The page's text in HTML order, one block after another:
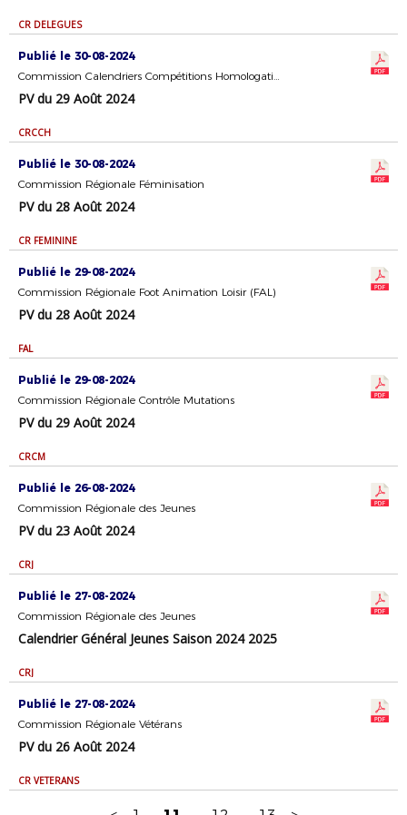
CR DELEGUES
Publié le 30-08-2024
Commission Calendriers Compétitions Homologation
PV du 29 Août 2024
CRCCH
Publié le 30-08-2024
Commission Régionale Féminisation
PV du 28 Août 2024
CR FEMININE
Publié le 29-08-2024
Commission Régionale Foot Animation Loisir (FAL)
PV du 28 Août 2024
FAL
Publié le 29-08-2024
Commission Régionale Contrôle Mutations
PV du 29 Août 2024
CRCM
Publié le 26-08-2024
Commission Régionale des Jeunes
PV du 23 Août 2024
CRJ
Publié le 27-08-2024
Commission Régionale des Jeunes
Calendrier Général Jeunes Saison 2024 2025
CRJ
Publié le 27-08-2024
Commission Régionale Vétérans
PV du 26 Août 2024
CR VETERANS